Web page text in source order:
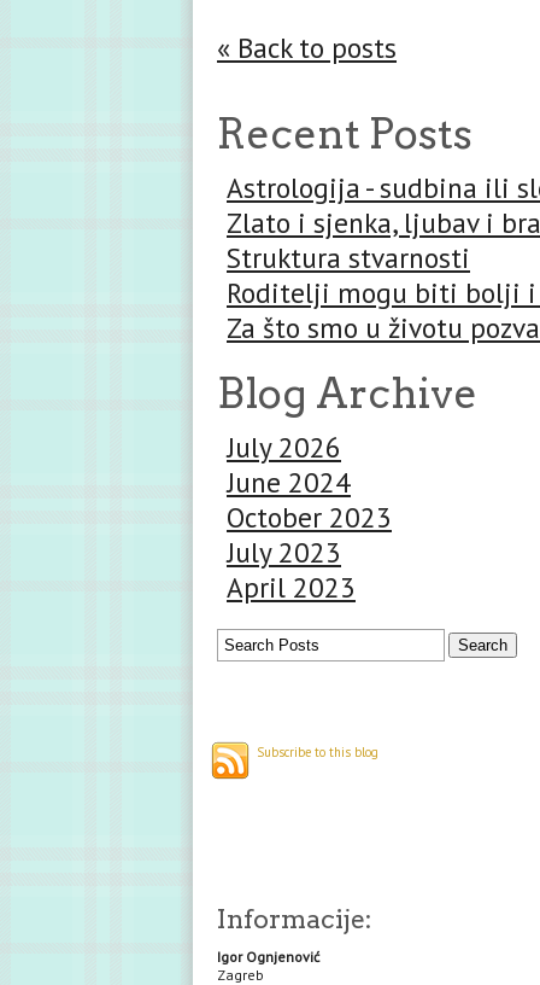
« Back to posts
Recent Posts
Astrologija - sudbina ili
Zlato i sjenka, ljubav i
Struktura stvarnosti
Roditelji mogu biti bolji
Za što smo u životu
Blog Archive
July 2026
June 2024
October 2023
July 2023
April 2023
Subscribe to this blog
Informacije:
Igor Ognjenović
Zagreb